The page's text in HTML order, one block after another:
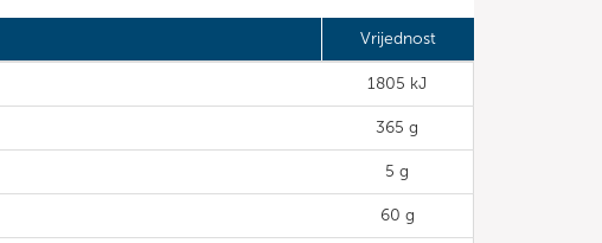
Vrijednost
1805 kJ
365 g
5 g
60 g